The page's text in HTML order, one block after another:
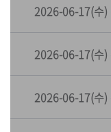
2026-06-17(수
2026-06-17(수
2026-06-17(수